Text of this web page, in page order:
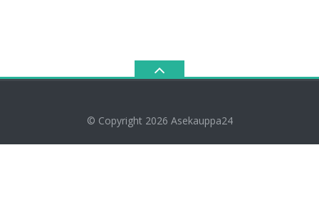
© Copyright 2026 Asekauppa24